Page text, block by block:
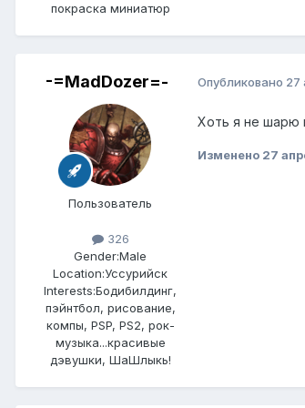
покраска миниатюр
-=MadDozer=-
Пользователь
326
Gender:Male
Location:Уссурийск
Interests:Бодибилдинг,
пэйнтбол, рисование,
компы, PSP, PS2, рок-
музыка...красивые
дэвушки, ШаШлыкь!
Опубликовано 27
Хоть я не шарю
Изменено 27